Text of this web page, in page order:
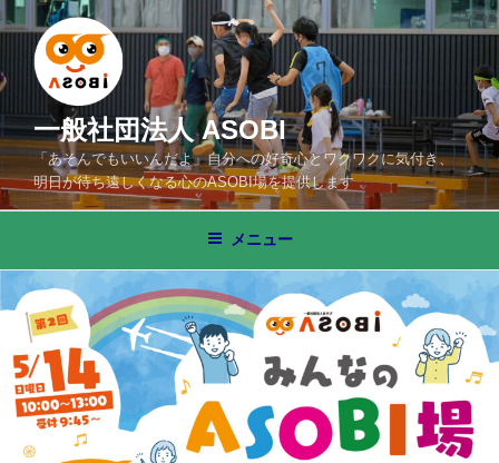
コ
ン
ン
ツ
へ
ス
キ
一般社団法人 ASOBI
「あそんでもいいんだよ」自分への好奇心とワクワクに気付き、
明日が待ち遠しくなる心のASOBI場を提供します
メニュー